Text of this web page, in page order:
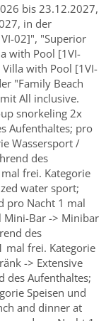
bis 23.12.2027,
in der
02]", "Superior
with Pool [1VI-
with Pool [1VI-
"Family Beach
All inclusive.
snorkeling 2x
Aufenthaltes; pro
Wassersport /
des
frei. Kategorie
water sport;
pro Nacht 1 mal
Mini-Bar -> Minibar
des
mal frei. Kategorie
-> Extensive
des Aufenthaltes;
Speisen und
and dinner at